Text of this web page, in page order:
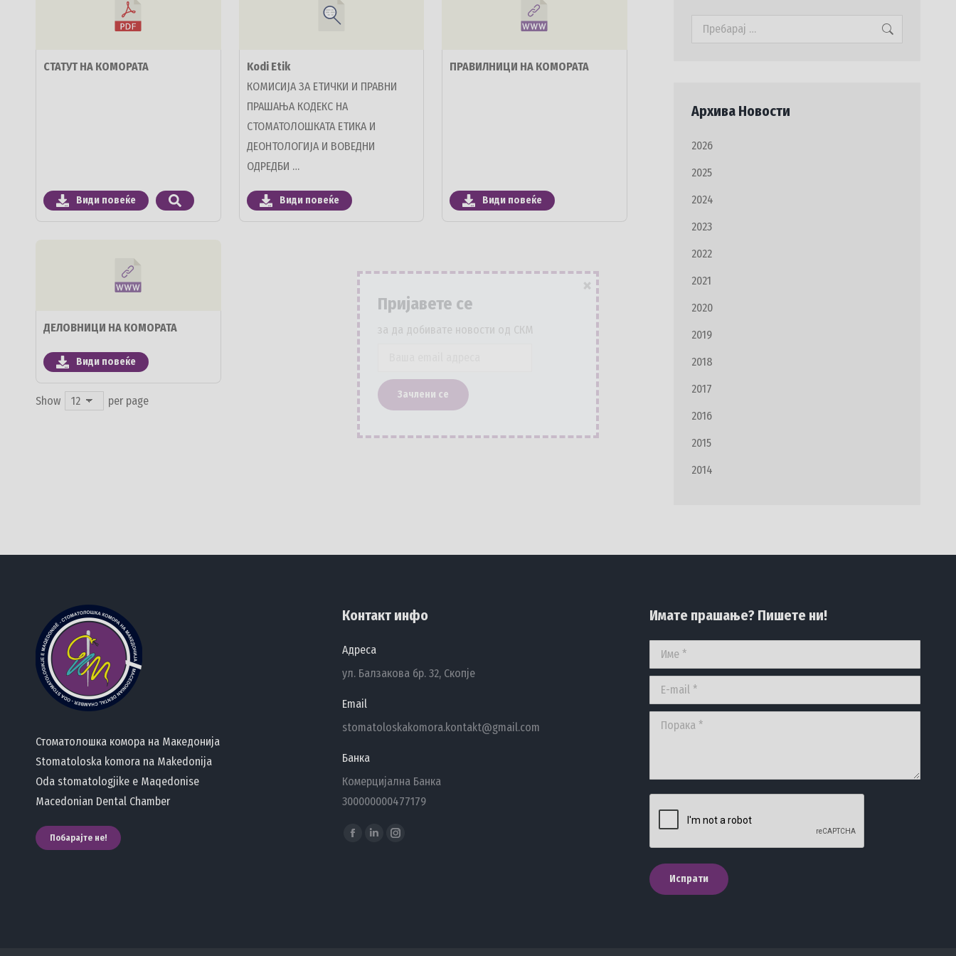
СТАТУТ НА КОМОРАТА
Види повеќе
Kodi Etik
КОМИСИЈА ЗА ЕТИЧКИ И ПРАВНИ
ПРАШАЊА КОДЕКС НА
СТОМАТОЛОШКАТА ЕТИКА И
ДЕОНТОЛОГИЈА И ВОВЕДНИ
ОДРЕДБИ …
Види повеќе
ПРАВИЛНИЦИ НА КОМОРАТА
Види повеќе
ДЕЛОВНИЦИ НА КОМОРАТА
Види повеќе
Show per page
Search:
Архива Новости
2026
2025
2024
2023
2022
2021
2020
2019
2018
2017
2016
2015
2014
Стоматолошка комора на Македонија
Stomatoloska komora na Makedonija
Oda stomatologjike e Maqedonise
Macedonian Dental Chamber
Побарајте не!
Контакт инфо
Адреса
ул. Балзакова бр. 32, Скопје
Email
stomatoloskakomora.kontakt@gmail.com
Банка
Комерцијална Банка
300000000477179
Find us on:
Facebook
LinkedinInstagram
Имате прашање? Пишете ни!
Име *
E-mail *
Порака *
Испрати
Пријавете се
за да добивате новости од СКМ
×